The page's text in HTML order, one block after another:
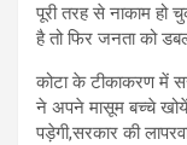
पूरी तरह से नाकाम
है तो फिर जनता को
कोटा के टीकाकरण में
ने अपने मासूम बच्चे खोयें
पड़ेगी,सरकार की